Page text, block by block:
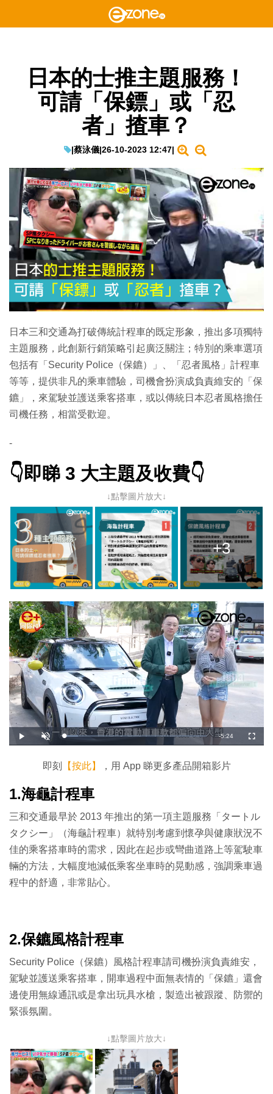
日本的士推主題服務！
可請「保鏢」或「忍
者」揸車？
|蔡泳儀|26-10-2023 12:47|
日本三和交通為打破傳統計程車的既定形象，推出多項獨特
主題服務，此創新行銷策略引起廣泛關注；特別的乘車選項
包括有「Security Police（保鑣）」、「忍者風格」計程車
等等，提供非凡的乘車體驗，司機會扮演成負責維安的「保
鑣」，來駕駛並護送乘客搭車，或以傳統日本忍者風格擔任
司機任務，相當受歡迎。
-
👇即睇 3 大主題及收費👇
↓點擊圖片放大↓
+3
播
放
開
啟
載
:
1
0
0
%
剩
時
-5:24
全
螢
即刻 【按此】 ，用 App 睇更多產品開箱影片
1.海龜計程車
三和交通最早於 2013 年推出的第一項主題服務「タートル
タクシー」（海龜計程車）就特別考慮到懷孕與健康狀況不
佳的乘客搭車時的需求，因此在起步或彎曲道路上等駕駛車
輛的方法，大幅度地減低乘客坐車時的晃動感，強調乘車過
程中的舒適，非常貼心。
2.保鑣風格計程車
Security Police（保鑣）風格計程車請司機扮演負責維安，
駕駛並護送乘客搭車，開車過程中面無表情的「保鑣」還會
邊使用無線通訊或是拿出玩具水槍，製造出被跟蹤、防禦的
緊張氛圍。
↓點擊圖片放大↓